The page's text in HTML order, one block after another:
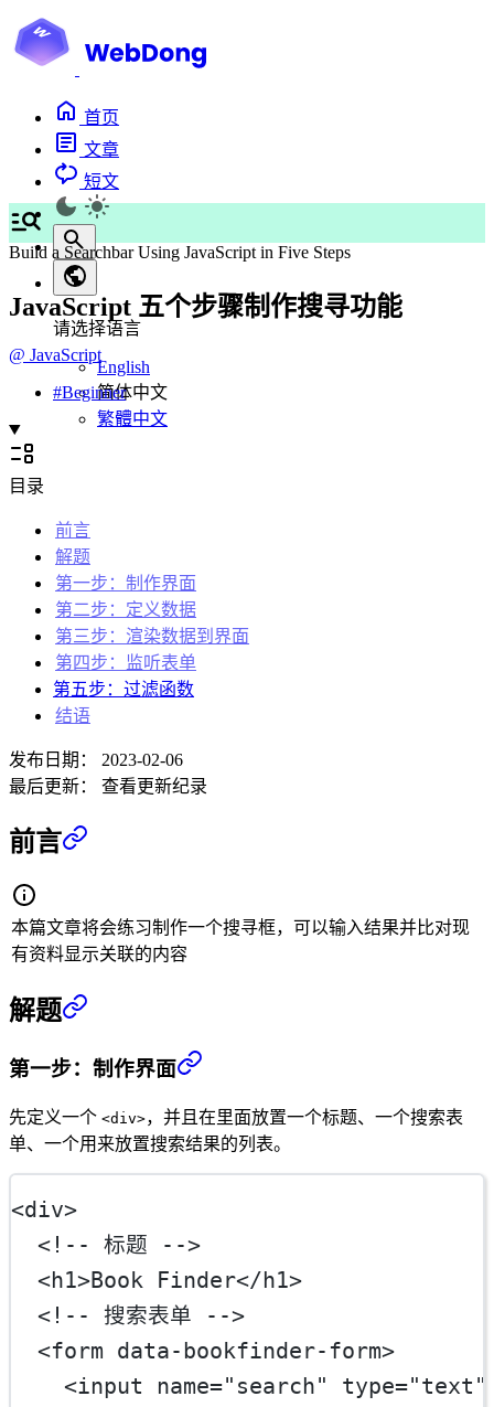
首页
文章
短文
请选择语言
English
简体中文
繁體中文
Build a Searchbar Using JavaScript in Five Steps
JavaScript 五个步骤制作搜寻功能
@ JavaScript
#Beginner
目录
前言
解题
第一步：制作界面
第二步：定义数据
第三步：渲染数据到界面
第四步：监听表单
第五步：过滤函数
结语
发布日期： 2023-02-06
最后更新：
查看更新纪录
前言
本篇文章将会练习制作一个搜寻框，可以输入结果并比对现
有资料显示关联的内容
解题
第一步：制作界面
先定义一个 <div>，并且在里面放置一个标题、一个搜索表
单、一个用来放置搜索结果的列表。
<div>
<!-- 标题 -->
  <
h1>Book Finder</h1>
<!-- 搜索表单 -->
  <
form data-bookfinder-form>
    <
input name="search" type="text"